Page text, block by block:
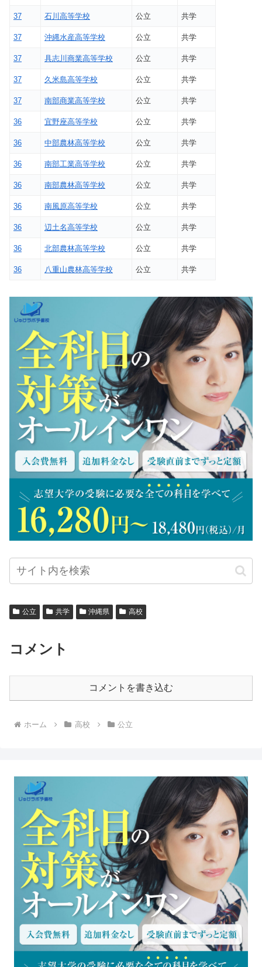
37 石川高等学校 公立 共学
37 沖縄水産高等学校 公立 共学
37 具志川商業高等学校 公立 共学
37 久米島高等学校 公立 共学
37 南部商業高等学校 公立 共学
36 宜野座高等学校 公立 共学
36 中部農林高等学校 公立 共学
36 南部工業高等学校 公立 共学
36 南部農林高等学校 公立 共学
36 南風原高等学校 公立 共学
36 辺土名高等学校 公立 共学
36 北部農林高等学校 公立 共学
36 八重山農林高等学校 公立 共学
公立 共学 沖縄県 高校
コメント
コメントを書き込む
ホーム 高校 公立